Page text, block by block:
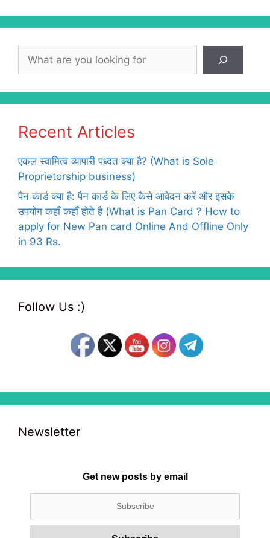
Recent Articles
एकल स्वामित्व व्यापारी पध्दत क्या है? (What is Sole
Proprietorship business)
पैन कार्ड क्या है: पैन कार्ड के लिए कैसे आवेदन करें और इसके
उपयोग कहाँ कहाँ होते है (What is Pan Card ? How to
apply for New Pan card Online And Offline Only
in 93 Rs.
Follow Us :)
Newsletter
Get new posts by email